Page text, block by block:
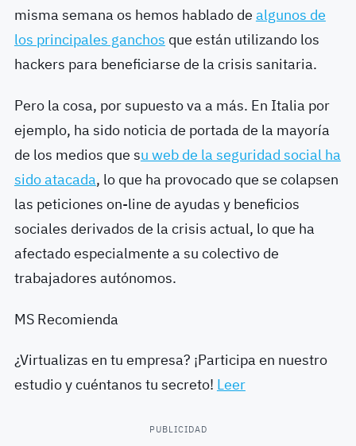
misma semana os hemos hablado de algunos de
los principales ganchos que están utilizando los
hackers para beneficiarse de la crisis sanitaria.
Pero la cosa, por supuesto va a más. En Italia por
ejemplo, ha sido noticia de portada de la mayoría
de los medios que su web de la seguridad social ha
sido atacada, lo que ha provocado que se colapsen
las peticiones on-line de ayudas y beneficios
sociales derivados de la crisis actual, lo que ha
afectado especialmente a su colectivo de
trabajadores autónomos.
MS Recomienda
¿Virtualizas en tu empresa? ¡Participa en nuestro
estudio y cuéntanos tu secreto! Leer
PUBLICIDAD